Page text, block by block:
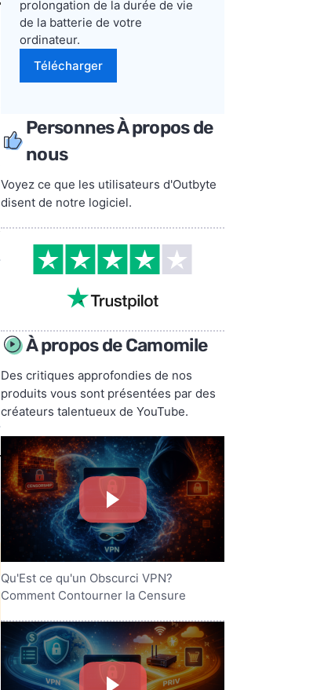
prolongation de la durée de vie
de la batterie de votre
ordinateur.
Télécharger
Personnes À propos de
nous
Voyez ce que les utilisateurs d'Outbyte
disent de notre logiciel.
À propos de Camomile
Des critiques approfondies de nos
produits vous sont présentées par des
créateurs talentueux de YouTube.
Qu'Est ce qu'un Obscurci VPN?
Comment Contourner la Censure